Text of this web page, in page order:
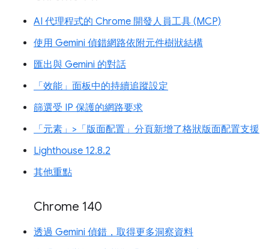
AI 代理程式的 Chrome 開發人員工具 (MCP)
使用 Gemini 偵錯網路依附元件樹狀結構
匯出與 Gemini 的對話
「效能」面板中的持續追蹤設定
篩選受 IP 保護的網路要求
「元素」>「版面配置」分頁新增了格狀版面配置支援
Lighthouse 12.8.2
其他重點
Chrome 140
透過 Gemini 偵錯，取得更多洞察資料